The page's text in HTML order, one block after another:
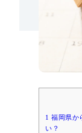
1 福岡県か
い？